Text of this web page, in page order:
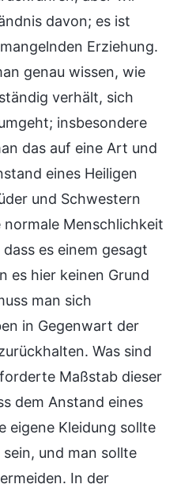
davon; es ist
Erziehung.
genau wissen, wie
verhält, sich
insbesondere
das auf eine Art und
eines Heiligen
und Schwestern
Menschlichkeit
es einem gesagt
es hier keinen Grund
man sich
in Gegenwart der
Was sind
Maßstab dieser
dem Anstand eines
eigene Kleidung sollte
und man sollte
In der